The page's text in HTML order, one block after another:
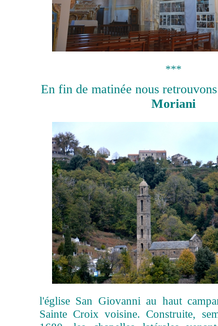
***
En fin de matinée nous
Moriani
l'église San Giovanni au haut
Sainte Croix voisine. Construite,